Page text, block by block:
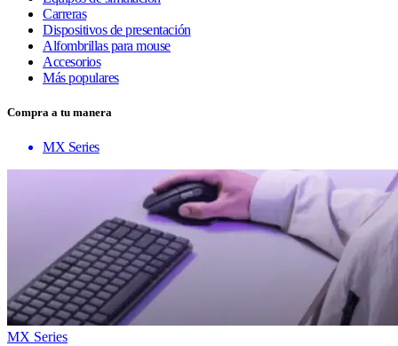
Carreras
Dispositivos de presentación
Alfombrillas para mouse
Accesorios
Más populares
Compra a tu manera
MX Series
MX Series